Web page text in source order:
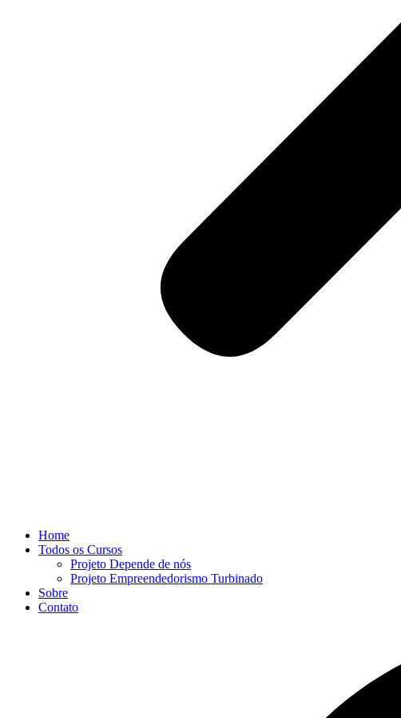
Home
Todos os Cursos
Projeto Depende de nós
Projeto Empreendedorismo Turbinado
Sobre
Contato